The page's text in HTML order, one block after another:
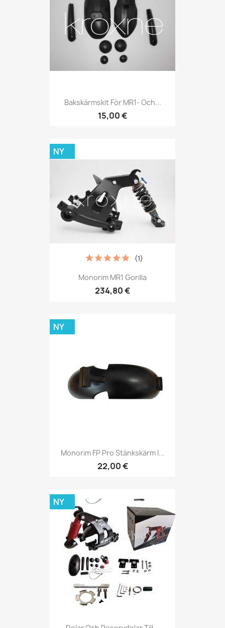
Bakskärmskit För MR1- Och...
15,00 €
Monorim MR1 Gorilla
234,80 €
(1)
NY
Monorim FP Pro Stänkskärm I...
22,00 €
NY
NY